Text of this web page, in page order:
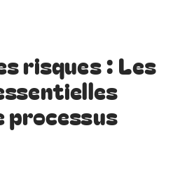
risques : Les
processus